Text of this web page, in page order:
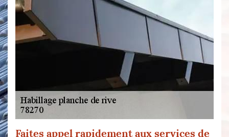
Faites appel rapidement aux services de